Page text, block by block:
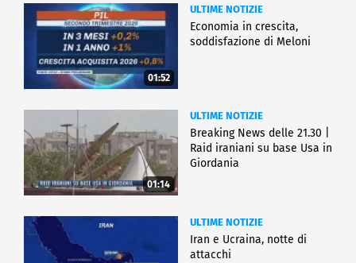
01:52
ULTIME NOTIZIE
Economia in crescita,
soddisfazione di Meloni
01:14
ULTIME NOTIZIE
Breaking News delle 21.30 |
Raid iraniani su base Usa in
Giordania
ULTIME NOTIZIE
Iran e Ucraina, notte di
attacchi